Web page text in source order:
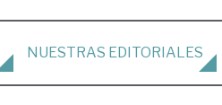
NUESTRAS EDITORIALES